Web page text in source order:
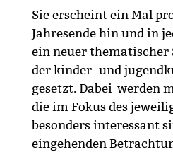
Sie erscheint ein Mal
Jahresende hin und in
ein neuer thematischer
der kinder- und
gesetzt. Dabei werden
die im Fokus des
besonders interessant
eingehenden